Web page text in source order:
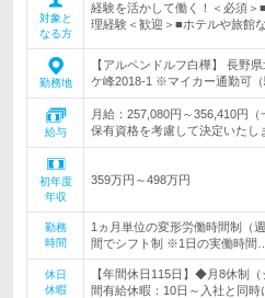
対象と
なる方
経験を活かして働く！＜必須
理経験＜歓迎＞■ホテルや旅館
勤務地
【アルペンドルフ白樺】 長野
ケ峰2018-1 ※マイカー通勤可（
給与
月給：257,080円～356,410円
保有資格を考慮して決定いた
初年度
年収
359万円～498万円
勤務
時間
1ヵ月単位の変形労働時間制（
間でシフト制 ※1日の実働時間…
休日
休暇
【年間休日115日】◆月8休制
間有給休暇：10日～入社と同時